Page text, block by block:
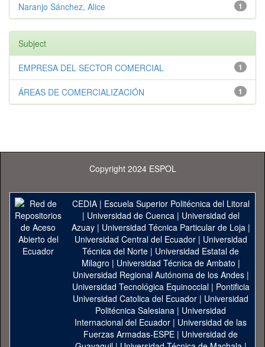
1
Naranjo Sánchez, Alice
Subject
1
EMPRESA DEL SECTOR COMERCIAL
1
ÁREAS DE COMERCIALIZACIÓN
Copyright 2024 ESPOL
CEDIA| Escuela Superior Politécnica del Litoral
| Universidad de Cuenca| Universidad del
Azuay| Universidad Técnica Particular de Loja|
Universidad Central del Ecuador| Universidad
Técnica del Norte | Universidad Estatal de
Milagro | Universidad Técnica de Ambato |
Universidad Regional Autónoma de los Andes|
Universidad Tecnológica Equinoccial| Pontificia
Universidad Catolica del Ecuador | Universidad
Politécnica Salesiana | Universidad
Internacional del Ecuador | Universidad de las
Fuerzas Armadas-ESPE | Universidad de